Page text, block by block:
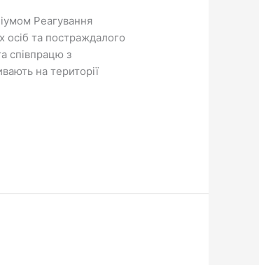
Реагування
осіб та постраждалого
співпрацю з
на території